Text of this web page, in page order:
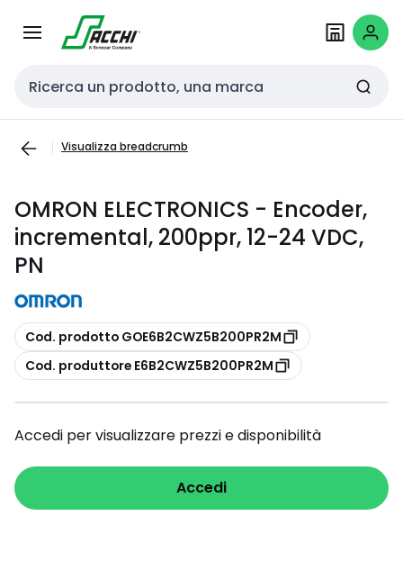
navigazionecontenuto
Cerca input
Visualizza breadcrumb
OMRON ELECTRONICS - Encoder,
incremental, 200ppr, 12-24 VDC,
PN
copia
Cod. prodotto GOE6B2CWZ5B200PR2M
copia
Cod. produttore E6B2CWZ5B200PR2M
Accedi per visualizzare prezzi e disponibilità
Accedi